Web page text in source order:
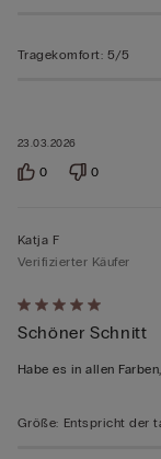
23.03.2026
Tragekomfort: 5/5
0 0
Mit
5
von
bewertet
Katja F
Verifizierter Käufer
Schöner Schnitt
Habe es in allen
Größe: Entspricht der